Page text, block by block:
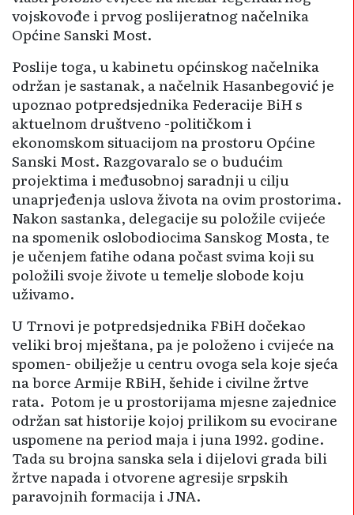
vojskovođe i prvog poslijeratnog načelnika
Općine Sanski Most.
Poslije toga, u kabinetu općinskog načelnika
održan je sastanak, a načelnik Hasanbegović je
upoznao potpredsjednika Federacije BiH s
aktuelnom društveno -političkom i
ekonomskom situacijom na prostoru Općine
Sanski Most. Razgovaralo se o budućim
projektima i međusobnoj saradnji u cilju
unaprjeđenja uslova života na ovim prostorima.
Nakon sastanka, delegacije su položile cvijeće
na spomenik oslobodiocima Sanskog Mosta, te
je učenjem fatihe odana počast svima koji su
položili svoje živote u temelje slobode koju
uživamo.
U Trnovi je potpredsjednika FBiH dočekao
veliki broj mještana, pa je položeno i cvijeće na
spomen- obilježje u centru ovoga sela koje sjeća
na borce Armije RBiH, šehide i civilne žrtve
rata. Potom je u prostorijama mjesne zajednice
održan sat historije kojoj prilikom su evocirane
uspomene na period maja i juna 1992. godine.
Tada su brojna sanska sela i dijelovi grada bili
žrtve napada i otvorene agresije srpskih
paravojnih formacija i JNA.